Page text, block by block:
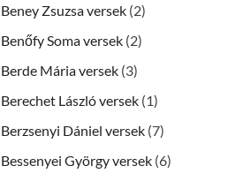
Beney Zsuzsa versek (2)
Benőfy Soma versek (2)
Berde Mária versek (3)
Berechet László versek (1)
Berzsenyi Dániel versek (7)
Bessenyei György versek (6)